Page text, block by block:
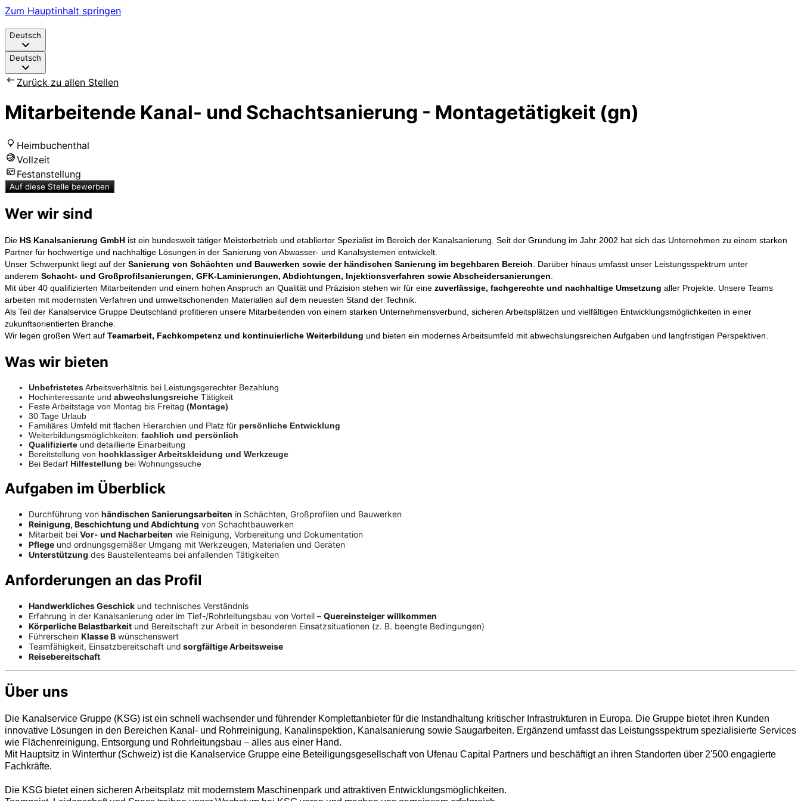
Zum Hauptinhalt springen
Deutsch
Deutsch
Zurück zu allen Stellen
Mitarbeitende Kanal- und Schachtsanierung - Montagetätigkeit (gn)
Heimbuchenthal
Vollzeit
Festanstellung
Auf diese Stelle bewerben
Wer wir sind
Die HS Kanalsanierung GmbH ist ein bundesweit tätiger Meisterbetrieb und etablierter Spezialist im Bereich der Kanalsanierung. Seit der Gründung im Jahr 2002 hat sich das Unternehmen zu einem starken
Partner für hochwertige und nachhaltige Lösungen in der Sanierung von Abwasser- und Kanalsystemen entwickelt.
Unser Schwerpunkt liegt auf der Sanierung von Schächten und Bauwerken sowie der händischen Sanierung im begehbaren Bereich . Darüber hinaus umfasst unser Leistungsspektrum unter
anderem Schacht- und Großprofilsanierungen, GFK-Laminierungen, Abdichtungen, Injektionsverfahren sowie Abscheidersanierungen
Mit über 40 qualifizierten Mitarbeitenden und einem hohen Anspruch an Qualität und Präzision stehen wir für eine zuverlässige, fachgerechte und nachhaltige Umsetzung aller Projekte. Unsere Teams
arbeiten mit modernsten Verfahren und umweltschonenden Materialien auf dem neuesten Stand der Technik.
Als Teil der Kanalservice Gruppe Deutschland profitieren unsere Mitarbeitenden von einem starken Unternehmensverbund, sicheren Arbeitsplätzen und vielfältigen Entwicklungsmöglichkeiten in einer
zukunftsorientierten Branche.
Wir legen großen Wert auf Teamarbeit, Fachkompetenz und kontinuierliche Weiterbildung und bieten ein modernes Arbeitsumfeld mit abwechslungsreichen Aufgaben und langfristigen Perspektiven.
Was wir bieten
UnbefristetesArbeitsverhältnis bei Leistungsgerechter Bezahlung
Hochinteressante und abwechslungsreiche Tätigkeit
Feste Arbeitstage von Montag bis Freitag (Montage)
30 Tage Urlaub
Familiäres Umfeld mit flachen Hierarchien und Platz für persönliche Entwicklung
Weiterbildungsmöglichkeiten: fachlich und persönlich
Qualifizierte und detaillierte Einarbeitung
Bereitstellung von hochklassiger Arbeitskleidung und Werkzeuge
Bei Bedarf Hilfestellung bei Wohnungssuche
Aufgaben im Überblick
Durchführung von händischen Sanierungsarbeiten in Schächten, Großprofilen und Bauwerken
Reinigung, Beschichtung und Abdichtung von Schachtbauwerken
Mitarbeit bei Vor- und Nacharbeiten wie Reinigung, Vorbereitung und Dokumentation
Pflege und ordnungsgemäßer Umgang mit Werkzeugen, Materialien und Geräten
Unterstützung des Baustellenteams bei anfallenden Tätigkeiten
Anforderungen an das Profil
Handwerkliches Geschick und technisches Verständnis
Erfahrung in der Kanalsanierung oder im Tief-/Rohrleitungsbau von Vorteil – Quereinsteiger willkommen
Körperliche Belastbarkeit und Bereitschaft zur Arbeit in besonderen Einsatzsituationen (z. B. beengte Bedingungen)
Führerschein Klasse B wünschenswert
Teamfähigkeit, Einsatzbereitschaft und sorgfältige Arbeitsweise
Reisebereitschaft
Über uns
Die Kanalservice Gruppe (KSG) ist ein schnell wachsender und führender Komplettanbieter für die Instandhaltung kritischer Infrastrukturen in Europa. Die Gruppe bietet ihren Kunden
innovative Lösungen in den Bereichen Kanal- und Rohrreinigung, Kanalinspektion, Kanalsanierung sowie Saugarbeiten. Ergänzend umfasst das Leistungsspektrum spezialisierte Services
wie Flächenreinigung, Entsorgung und Rohrleitungsbau – alles aus einer Hand.
Mit Hauptsitz in Winterthur (Schweiz) ist die Kanalservice Gruppe eine Beteiligungsgesellschaft von Ufenau Capital Partners und beschäftigt an ihren Standorten über 2'500 engagierte
Fachkräfte.
Die KSG bietet einen sicheren Arbeitsplatz mit modernstem Maschinenpark und attraktiven Entwicklungsmöglichkeiten.